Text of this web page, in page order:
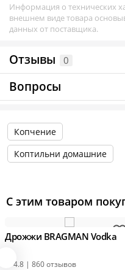
Информация о технических
внешнем виде товара
данных от поставщика.
Отзывы 0
Вопросы
Копчение
Коптильни домашние
С этим товаром
Дрожжи BRAGMAN Vodka
4.8 | 860 отзывов